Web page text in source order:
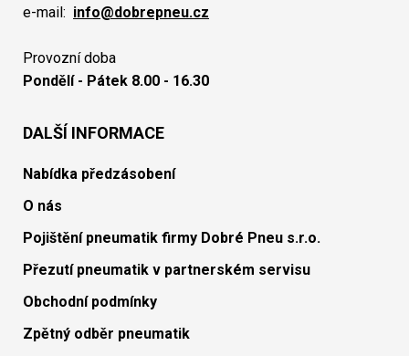
e-mail: info@dobrepneu.cz
Provozní doba
Pondělí - Pátek 8.00 - 16.30
DALŠÍ INFORMACE
Nabídka předzásobení
O nás
Pojištění pneumatik firmy Dobré Pneu s.r.o.
Přezutí pneumatik v partnerském servisu
Obchodní podmínky
Zpětný odběr pneumatik